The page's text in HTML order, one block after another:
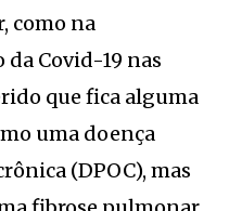
como na
Covid-19 nas
que fica alguma
uma doença
(DPOC), mas